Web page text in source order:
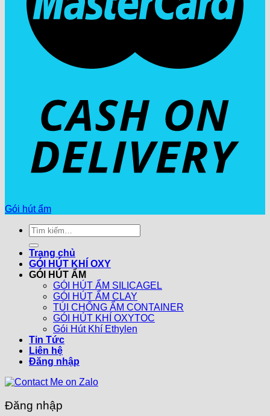
Gói hút ẩm
Tìm
kiếm:
Trang chủ
GÓI HÚT KHÍ OXY
GÓI HÚT ẨM
GÓI HÚT ẨM SILICAGEL
GÓI HÚT ẨM CLAY
TÚI CHỐNG ẨM CONTAINER
GÓI HÚT KHÍ OXYTOC
Gói Hút Khí Ethylen
Tin Tức
Liên hệ
Đăng nhập
Đăng nhập